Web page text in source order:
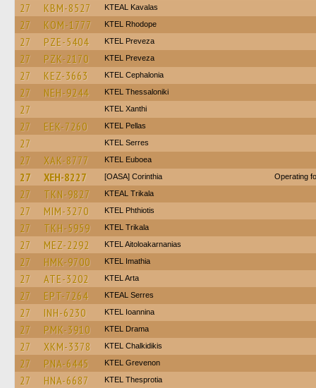
27 KBM-8527 KTEAL Kavalas
27 KOM-1777 KTEL Rhodope
27 PZE-5404 KTEL Preveza
27 PZK-2170 KTEL Preveza
27 KEZ-3663 KTEL Cephalonia
27 NEH-9244 KTEL Thessaloniki
27 KTEL Xanthi
27 EEK-7260 KTEL Pellas
27 KTEL Serres
27 XAK-8777 ΚΤΕL Euboea
27 XEH-8227 [OASA] Corinthia Operating
27 TKN-9827 KTEAL Trikala
27 MIM-3270 ΚΤΕL Phthiotis
27 TKH-5959 ΚΤΕL Τrikala
27 MEZ-2292 KTEL Aitoloakarnanias
27 HMK-9700 KTEL Imathia
27 ATE-3202 KTEL Arta
27 EPT-7264 KTEAL Serres
27 INH-6230 KTEL Ioannina
27 PMK-3910 KTEL Drama
27 XKM-3378 ΚΤΕL Chalkidikis
27 PNA-6445 ΚΤΕL Grevenon
27 HNA-6687 KTEL Thesprotia